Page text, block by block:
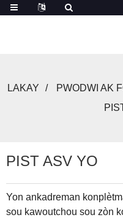
LAKAY PWODWI AK
PIST ASV YO
Yon ankadreman
sou kawoutchou sou zòn